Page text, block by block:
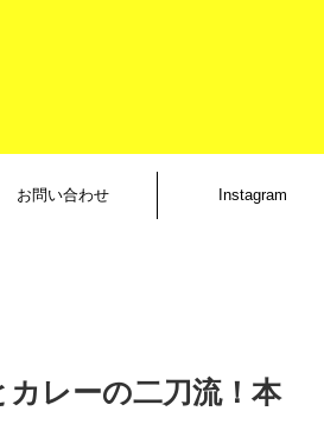
お問い合わせ Instagram
カレーの二刀流！本